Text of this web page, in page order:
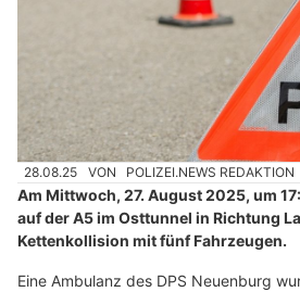
28.08.25 VON POLIZEI.NEWS REDAKTION
Am Mittwoch, 27. August 2025, um
auf der A5 im Osttunnel in Richtung
Kettenkollision mit fünf Fahrzeugen.
Eine Ambulanz des DPS Neuenburg